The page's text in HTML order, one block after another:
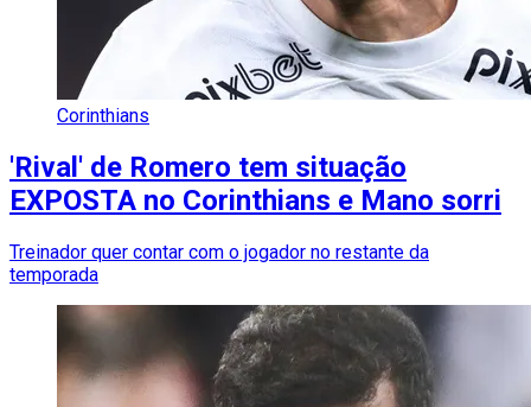
Corinthians
'Rival' de Romero tem situação
EXPOSTA no Corinthians e Mano sorri
Treinador quer contar com o jogador no restante da
temporada